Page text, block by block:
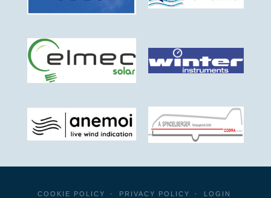
COOKIE POLICY PRIVACY POLICY LOGIN